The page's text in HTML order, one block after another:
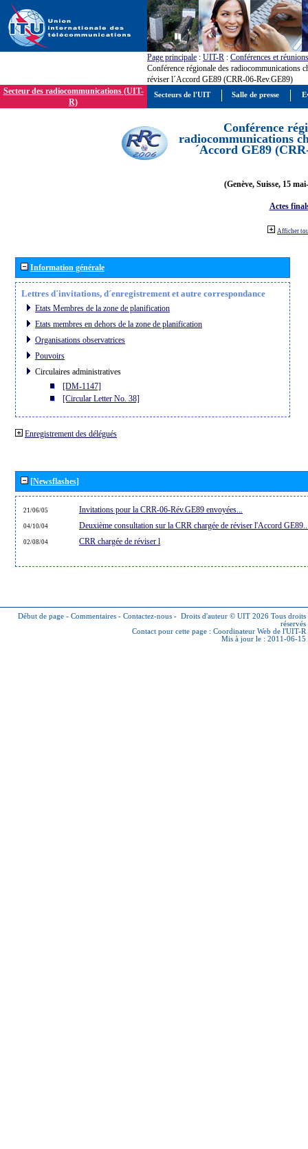
Page principale : UIT-R : Conférences et réunions
Conférence régionale des radiocommunications
réviser l´Accord GE89 (CRR-06-Rev.GE89)
Secteur des radiocommunications (UIT-
R)
Conférence
radiocommunications
´Accord GE89
(Genève, Suisse, 15
Actes
Afficher
Information générale
Lettres d´invitations, d´enregistrement et autre correspondance
Etats Membres de la zone de planification
Etats membres en dehors de la zone de planification
Organisations observatrices
Pouvoirs
Circulaires administratives
[DM-1147]
[Circular Letter No. 38]
Enregistrement des délégués
[Newsflashes]
21/06/05 Invitations pour la CRR-06-Rév.GE89 envoyées...
04/10/04 Deuxième consultation sur la CRR chargée de réviser l'Accord
02/08/04 CRR chargée de réviser l
Début de page - Commentaires - Contactez-nous - Droits d'auteur © UIT 2026 Tous droits
réservés
Contact pour cette page : Coordinateur Web de l'UIT-R
Mis à jour le : 2011-06-15
Secteurs de l'UIT Salle de presse